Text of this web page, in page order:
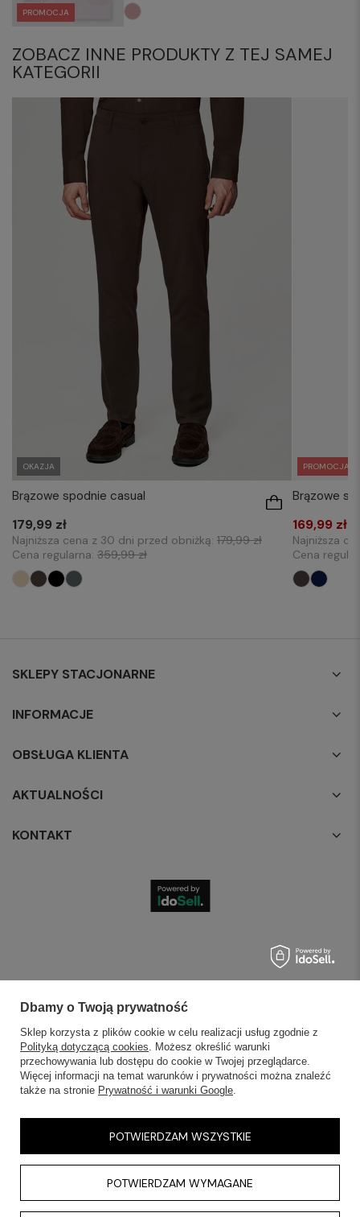
PROMOCJA
ZOBACZ INNE PRODUKTY Z TEJ SAMEJ
KATEGORII
OKAZJA
Brązowe spodnie casual
179,99 zł
Najniższa cena z 30 dni przed obniżką: 179,99 zł
Cena regularna: 359,99 zł
PROMOCJA
Brązowe
169,99 zł
Najniższa
Cena
SKLEPY STACJONARNE
INFORMACJE
OBSŁUGA KLIENTA
AKTUALNOŚCI
KONTAKT
Dbamy o Twoją prywatność
Sklep korzysta z plików cookie w celu realizacji usług zgodnie z
Polityką dotyczącą cookies. Możesz określić warunki
przechowywania lub dostępu do cookie w Twojej przeglądarce.
Więcej informacji na temat warunków i prywatności można znaleźć
także na stronie Prywatność i warunki Google.
POTWIERDZAM WYMAGANE
POTWIERDZAM WSZYSTKIE